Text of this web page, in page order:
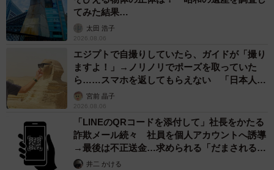
てみた結果…
太田 浩子
2026.08.06
エジプトで自撮りしていたら、ガイドが「撮り
ますよ！」→ノリノリでポーズを取っていた
ら……スマホを返してもらえない 「日本人は
カモ代表かも」「私は6時間で3万円払った」
宮前 晶子
2026.08.06
「LINEのQRコードを添付して」社長をかたる
詐欺メール続々 社員を個人アカウントへ誘導
→最後は不正送金…求められる「だまされる前
提」の対策
井二 かける